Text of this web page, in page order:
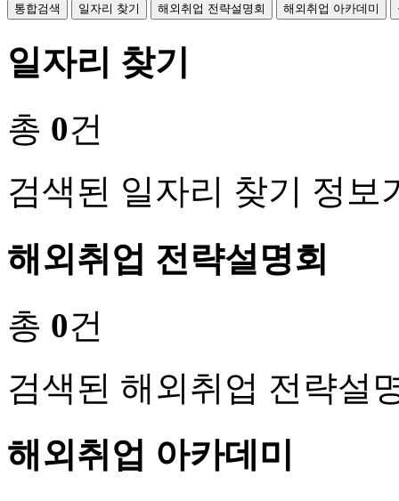
통합검색 일자리 찾기 해외취업 전략설명회 해외취업 아카데미
일자리 찾기
총 0건
검색된 일자리 찾기 정보
해외취업 전략설명회
총 0건
검색된 해외취업 전략설
해외취업 아카데미